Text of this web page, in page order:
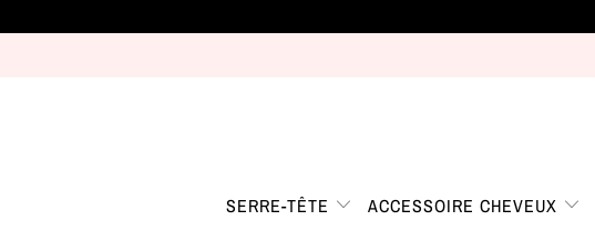
SERRE-TÊTE ACCESSOIRE CHEVEUX